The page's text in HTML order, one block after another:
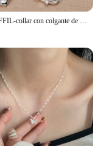
DOTEFFIL-collar con colgante de cruz de Jesús de Plata de Ley 925, cadena de 16/18/20/22/24/26/30 pulgadas para mujer y hombre, joyería de boda